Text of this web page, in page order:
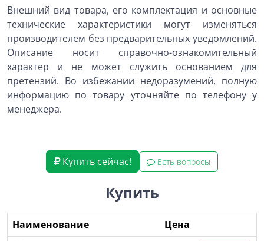
Внешний вид товара, его комплектация и основные
технические характеристики могут изменяться
производителем без предварительных уведомлений.
Описание носит справочно-ознакомительный
характер и не может служить основанием для
претензий. Во избежании недоразумений, полную
информацию по товару уточняйте по телефону у
менеджера.
Купить сейчас! Есть вопросы
Купить
Наименование
Цена